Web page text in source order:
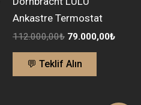
Ankastre Termostat
112.000,00₺ 79.000,00₺
💬 Teklif Alın